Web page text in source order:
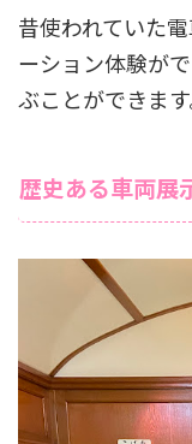
昔使われていた
ーション体験が
ぶことができます
歴史ある車両展